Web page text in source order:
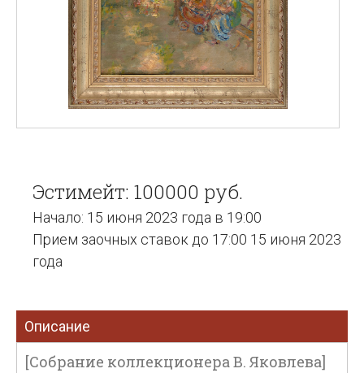
Эстимейт: 100000 руб.
Начало: 15 июня 2023 года в 19:00
Прием заочных ставок до 17:00 15 июня 2023
года
Описание
[Собрание коллекционера В. Яковлева]